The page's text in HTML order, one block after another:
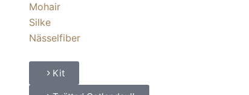
Mohair
Silke
Nässelfiber
Kit